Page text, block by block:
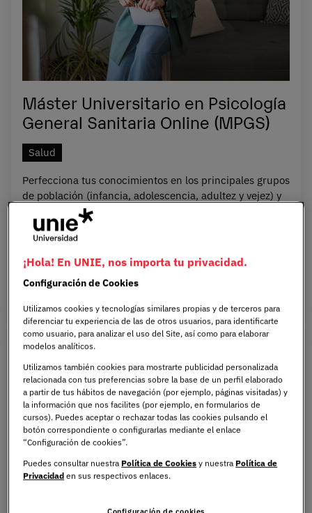
Máster Universitario en Psicología
General Sanitaria Online (MPGS)
Salud
Perfecciona tus conocimientos en los principales grupos
de población (infancia, adolescencia, adultez y vejez) y
además profundiza en Neuropsicología o Terapias de
Tercera Generación.
ONLINE ESPAÑOL 1.5 AÑOS
Máster Universitario en Formación
del Profesorado de ESO,
¡Hola! En UNIE, nos importa tu privacidad.
Configuración de Cookies
Utilizamos cookies y tecnologías similares propias y de terceros para
diferenciar tu experiencia de las de otros usuarios, para identificarte
como usuario, para analizar el uso del Site, así como para elaborar
modelos analíticos.
Utilizamos también cookies para mostrarte publicidad personalizada
relacionada con tus preferencias sobre la base de un perfil elaborado
a partir de tus hábitos de navegación (por ejemplo, páginas visitadas) y
la información que nos facilites (por ejemplo, en formularios de
cursos). Puedes aceptar o rechazar todas las cookies pulsando el
botón correspondiente o configurarlas mediante el enlace
“Configuración de cookies”.
Puedes consultar nuestra Política de Cookies y nuestra Política de
Privacidad en sus respectivos enlaces.
Configuración de cookies